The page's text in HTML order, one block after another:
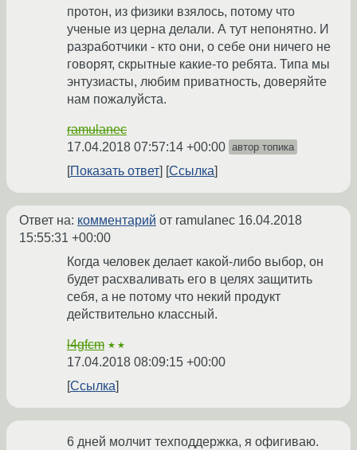
протон, из физики взялось, потому что
ученые из церна делали. А тут непонятно. И
разработчики - кто они, о себе они ничего не
говорят, скрытные какие-то ребята. Типа мы
энтузиасты, любим приватность, доверяйте
нам пожалуйста.
ramulanec
17.04.2018 07:57:14 +00:00 автор топика
Показать ответ Ссылка
Ответ на: комментарий от ramulanec 16.04.2018
15:55:31 +00:00
Когда человек делает какой-либо выбор, он
будет расхваливать его в целях защитить
себя, а не потому что некий продукт
действительно классный.
l4gfcm ★★
17.04.2018 08:09:15 +00:00
Ссылка
6 дней молчит техподдержка, я офигиваю.